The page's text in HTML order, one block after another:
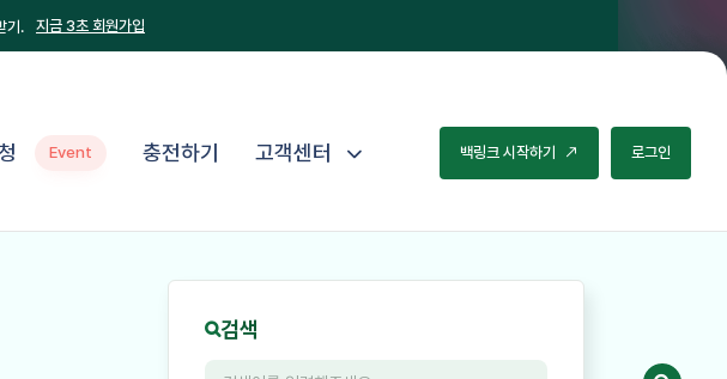
기. 지금 3초 회원가입
Event 충전하기 고객센터 백링크 시작하기 로그인
검색